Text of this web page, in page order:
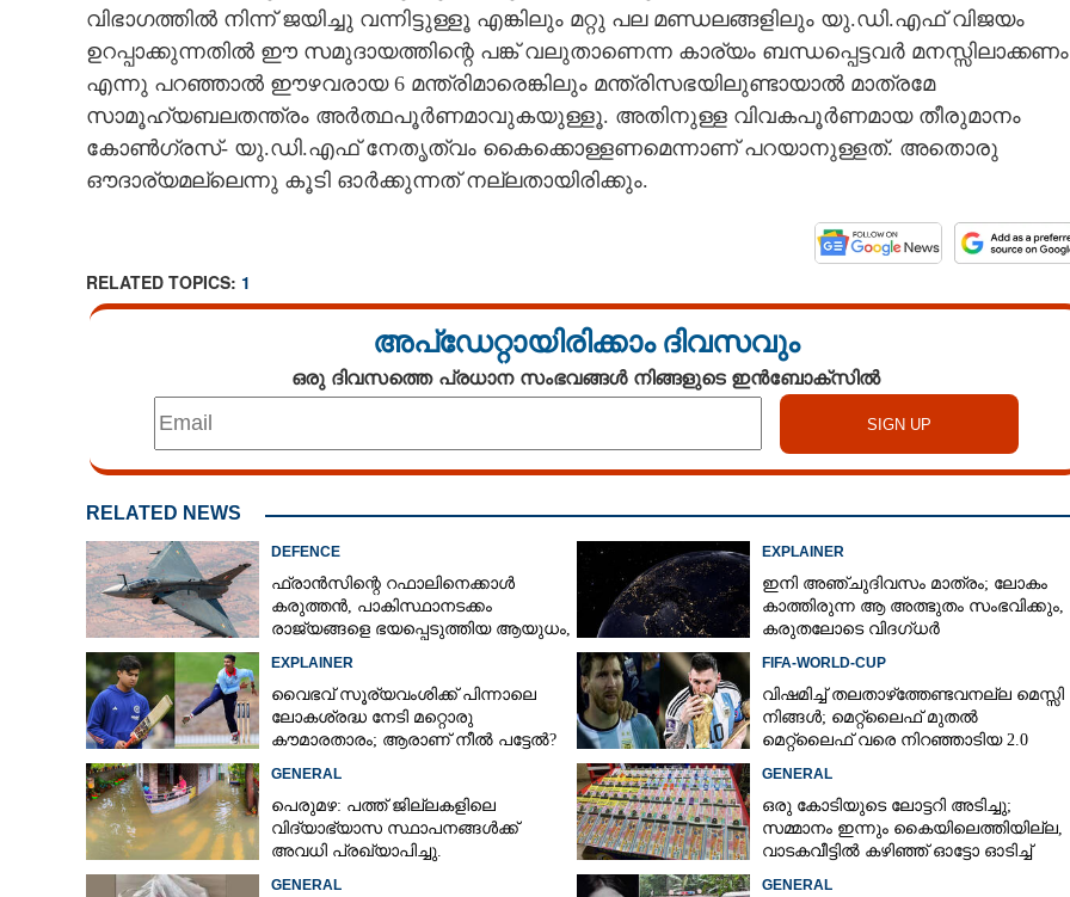
വിഭാഗത്തിൽ നിന്ന് ജയിച്ചു വന്നിട്ടുള്ളൂ എങ്കിലും മറ്റു പല മണ്ഡലങ്ങളിലും യു.ഡി.എഫ് വിജയം
ഉറപ്പാക്കുന്നതിൽ ഈ സമുദായത്തിന്റെ പങ്ക് വലുതാണെന്ന കാര്യം ബന്ധപ്പെട്ടവർ
എന്നു പറഞ്ഞാൽ ഈഴവരായ 6 മന്ത്രിമാരെങ്കിലും മന്ത്രിസഭയിലുണ്ടായാൽ മാത്രമേ
സാമൂഹ്യബലതന്ത്രം അർത്ഥപൂർണമാവുകയുള്ളൂ. അതിനുള്ള വിവകപൂർണമായ തീരുമാനം
കോൺഗ്രസ്- യു.ഡി.എഫ് നേതൃത്വം കൈക്കൊള്ളണമെന്നാണ് പറയാനുള്ളത്. അതൊരു
ഔദാര്യമല്ലെന്നു കൂടി ഓർക്കുന്നത് നല്ലതായിരിക്കും.
RELATED TOPICS: 1
അപ്ഡേറ്റായിരിക്കാം ദിവസവും
ഒരു ദിവസത്തെ പ്രധാന സംഭവങ്ങൾ നിങ്ങളുടെ ഇൻബോക്സിൽ
RELATED NEWS
DEFENCE
ഫ്രാൻസിന്റെ റഫാലിനെക്കാൾ
കരുത്തൻ,​ പാകിസ്ഥാനടക്കം
രാജ്യങ്ങളെ ഭയപ്പെടുത്തിയ ആയുധം,​
EXPLAINER
ഇനി അഞ്ചുദിവസം മാത്രം; ലോകം
കാത്തിരുന്ന ആ അത്ഭുതം സംഭവിക്കും,
കരുതലോടെ വിദഗ്ധർ
EXPLAINER
വൈഭവ് സൂര്യവംശിക്ക് പിന്നാലെ
ലോകശ്രദ്ധ നേടി മറ്റൊരു
കൗമാരതാരം; ആരാണ് നീൽ പട്ടേൽ?
FIFA-WORLD-CUP
വിഷമിച്ച് തലതാഴ്‌ത്തേണ്ടവനല്ല മെസ്സി
നിങ്ങള്‍; മെറ്റ്‌ലൈഫ് മുതല്‍
മെറ്റ്‌ലൈഫ് വരെ നിറഞ്ഞാടിയ 2.0
GENERAL
പെരുമഴ: പത്ത് ജില്ലകളിലെ
വിദ്യാഭ്യാസ സ്ഥാപനങ്ങൾക്ക്
അവധി പ്രഖ്യാപിച്ചു.
GENERAL
ഒരു കോടിയുടെ ലോട്ടറി അടിച്ചു;
സമ്മാനം ഇന്നും കൈയിലെത്തിയില്ല,
വാടകവീട്ടിൽ കഴിഞ്ഞ് ഓട്ടോ ഓടിച്ച്
GENERAL GENERAL
ഈഴവ പ്രാതിനിദ്ധ്യം ഔദാര്യമല്ല